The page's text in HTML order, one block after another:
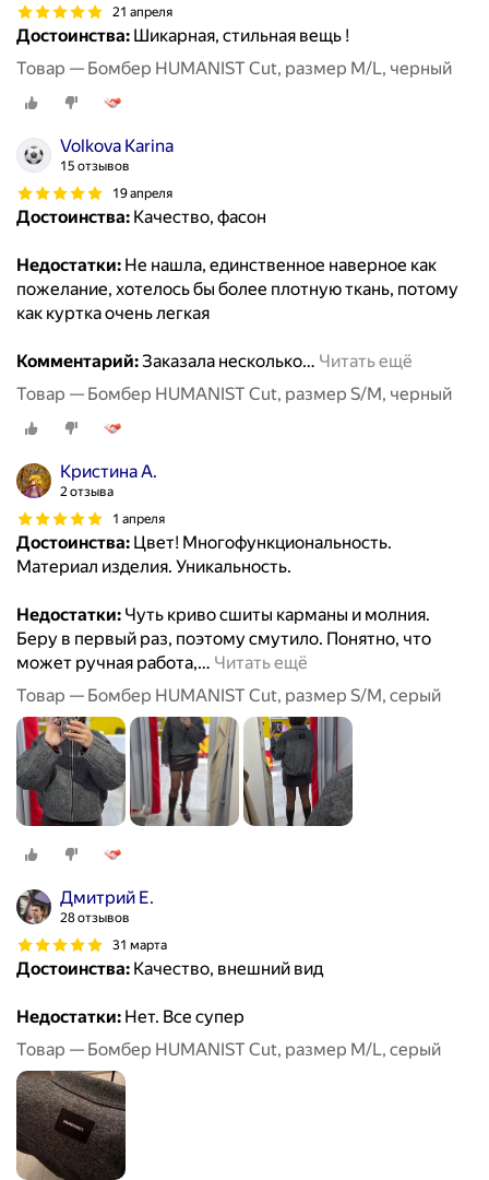
21 апреля
Достоинства: Шикарная, стильная вещь !
Товар — Бомбер HUMANIST Cut, размер M/L, черный
Volkova Karina
15 отзывов
19 апреля
Достоинства: Качество, фасон
Недостатки: Не нашла, единственное наверное как
пожелание, хотелось бы более плотную ткань, потому
как куртка очень легкая
Комментарий:Заказала несколько… Читать ещё
Товар — Бомбер HUMANIST Cut, размер S/M, черный
Кристина А.
2 отзыва
1 апреля
Достоинства: Цвет! Многофункциональность.
Материал изделия. Уникальность.
Недостатки: Чуть криво сшиты карманы и молния.
Беру в первый раз, поэтому смутило. Понятно, что
может ручная работа,… Читать ещё
Товар — Бомбер HUMANIST Cut, размер S/M, серый
Дмитрий Е.
28 отзывов
31 марта
Достоинства: Качество, внешний вид
Недостатки: Нет. Все супер
Товар — Бомбер HUMANIST Cut, размер M/L, серый